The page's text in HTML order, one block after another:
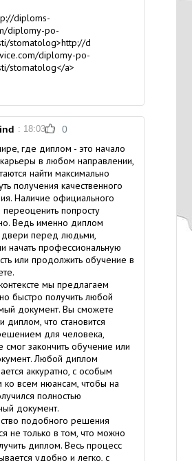
diploms-
diplomy-po-
stomatolog>http://d
diplomy-po-
stomatolog</a>
: 18:03 0
где диплом - это начало
в любом направлении,
найти максимально
получения качественного
Наличие официального
переоценить попросту
Ведь именно диплом
двери перед людьми,
начать профессиональную
или продолжить обучение в
мы предлагаем
быстро получить любой
документ. Вы сможете
диплом, что становится
для человека,
смог закончить обучение или
Любой диплом
аккуратно, с особым
ко всем нюансам, чтобы на
полностью
документ.
подобного решения
не только в том, что можно
диплом. Весь процесс
удобно и легко, с